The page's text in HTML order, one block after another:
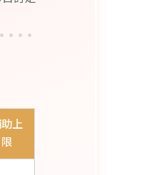
上
限